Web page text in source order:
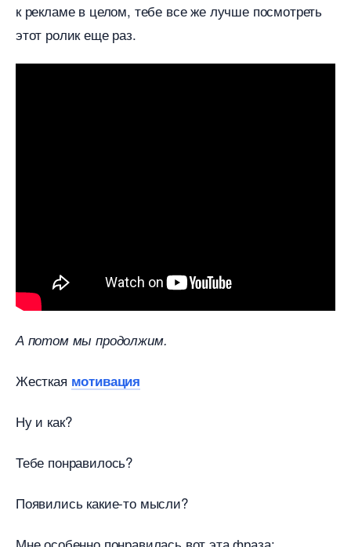
к рекламе в целом, тебе все же лучше посмотреть
этот ролик еще раз.
А потом мы продолжим.
Жесткая мотивация
Ну и как?
Тебе понравилось?
Появились какие-то мысли?